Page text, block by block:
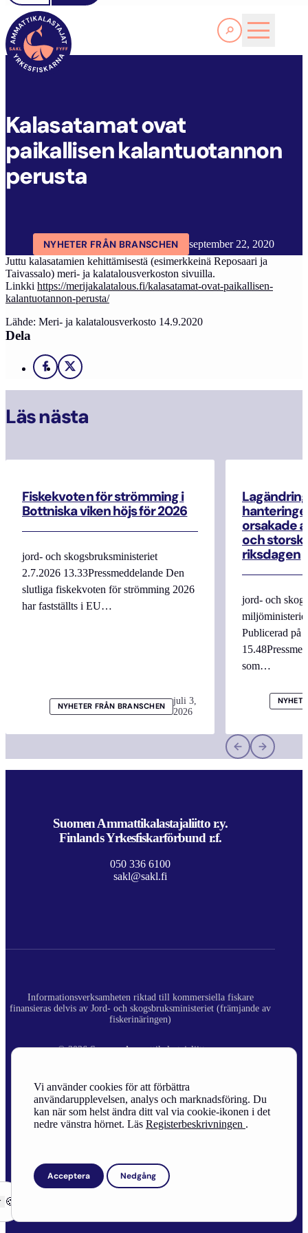
Vi använder cookies för att förbättra
användarupplevelsen, analys och marknadsföring. Du
kan när som helst ändra ditt val via cookie-ikonen i det
nedre vänstra hörnet. Läs Registerbeskrivningen .
Acceptera Nedgång
Läs Mer
FYFF
Kalasatamat ovat
paikallisen kalantuotannon
perusta
NYHETER FRÅN BRANSCHEN
september 22, 2020
Juttu kalasatamien kehittämisestä (esimerkkeinä Reposaari ja
Taivassalo) meri- ja kalatalousverkoston sivuilla.
Linkki https://merijakalatalous.fi/kalasatamat-ovat-paikallisen-
kalantuotannon-perusta/
Lähde: Meri- ja kalatalousverkosto 14.9.2020
Dela
Facebook
X
Läs nästa
Fiskekvoten för strömming i
Bottniska viken höjs för 2026
jord- och skogsbruksministeriet
2.7.2026 13.33Pressmeddelande Den
slutliga fiskekvoten för strömming 2026
har fastställts i EU…
NYHETER FRÅN BRANSCHEN
juli 3,
2026
orsakade
och
riksdagen
jord- och
Publicerad på
som…
Suomen Ammattikalastajaliitto r.y.
Finlands Yrkesfiskarförbund r.f.
050 336 6100
sakl@sakl.fi
Informationsverksamheten riktad till kommersiella fiskare
finansieras delvis av Jord- och skogsbruksministeriet (främjande av
fiskerinäringen)
© 2026 Suomen Ammattikalastajaliitto ry.
Site Credits